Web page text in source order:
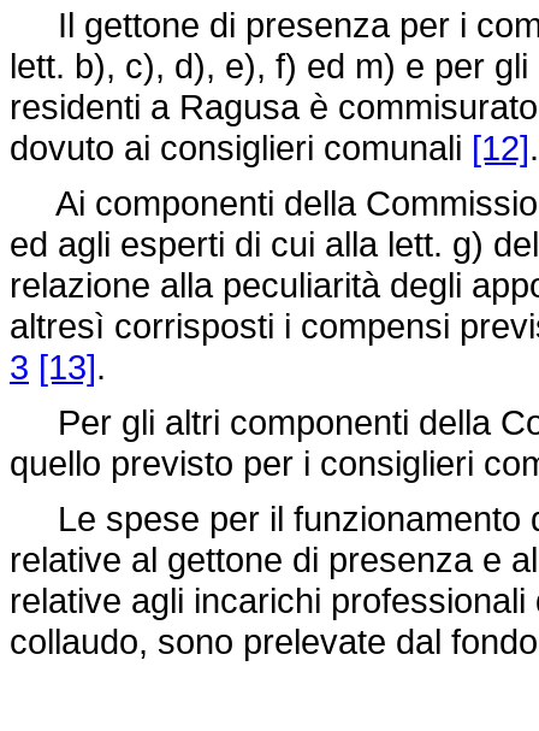
Il gettone di presenza per i
lett. b), c), d), e), f) ed m) e per
residenti a Ragusa è
dovuto ai consiglieri comunali [12].
Ai componenti della
ed agli esperti di cui alla lett. g)
relazione alla peculiarità degli
altresì corrisposti i compensi
3 [13].
Per gli altri componenti della
quello previsto per i consiglieri
Le spese per il funzionamento
relative al gettone di presenza e
relative agli incarichi
collaudo, sono prelevate dal